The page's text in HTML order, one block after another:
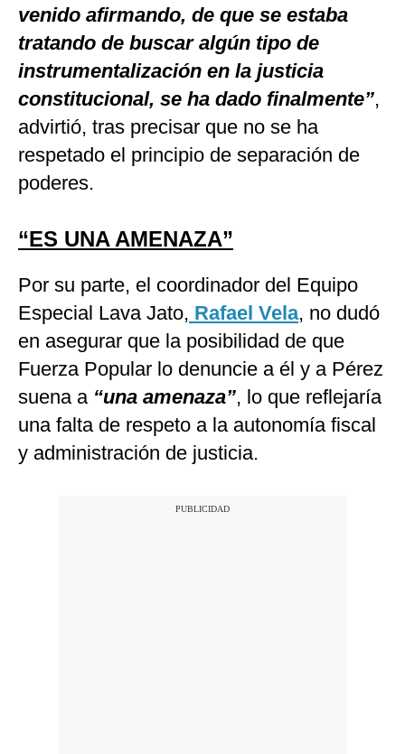
venido afirmando, de que se estaba
tratando de buscar algún tipo de
instrumentalización en la justicia
constitucional, se ha dado finalmente”,
advirtió, tras precisar que no se ha
respetado el principio de separación de
poderes.
“ES UNA AMENAZA”
Por su parte, el coordinador del Equipo
Especial Lava Jato, Rafael Vela, no dudó
en asegurar que la posibilidad de que
Fuerza Popular lo denuncie a él y a Pérez
suena a “una amenaza”, lo que reflejaría
una falta de respeto a la autonomía fiscal
y administración de justicia.